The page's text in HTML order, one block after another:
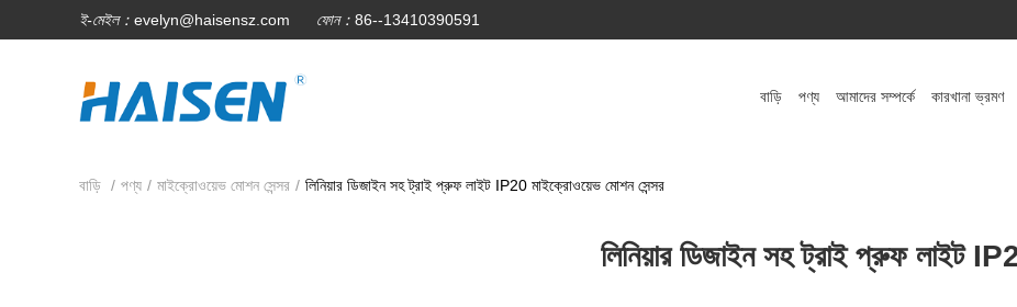
ই-মেইল： evelyn@haisensz.com ফোন： 86--13410390591
বাড়ি পণ্য আমাদের সম্পর্কে কারখানা ভ্রমণ
বাড়ি / পণ্য / মাইক্রোওয়েভ মোশন সেন্সর / লিনিয়ার ডিজাইন সহ ট্রাই প্রুফ লাইট IP20 মাইক্রোওয়েভ মোশন সেন্সর
লিনিয়ার ডিজাইন সহ ট্রাই প্রুফ লাইট